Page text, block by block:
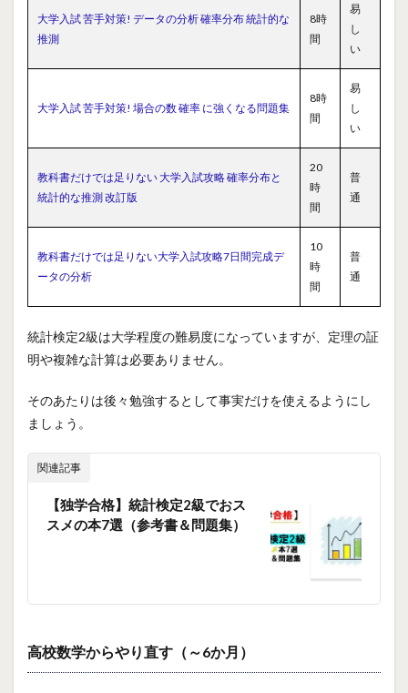
大学入試 苦手対策! データの分析 確率分布 統計的な
推測
8時
間
易
し
い
大学入試 苦手対策! 場合の数 確率 に強くなる問題集
8時
間
易
し
い
教科書だけでは足りない 大学入試攻略 確率分布と
統計的な推測 改訂版
20
時
間
普
通
教科書だけでは足りない大学入試攻略7日間完成デ
ータの分析
10
時
間
普
通
統計検定2級は大学程度の難易度になっていますが、定理の証
明や複雑な計算は必要ありません。
そのあたりは後々勉強するとして事実だけを使えるようにし
ましょう。
関連記事
【独学合格】統計検定2級でおス
スメの本7選（参考書＆問題集）
高校数学からやり直す（～6か月）